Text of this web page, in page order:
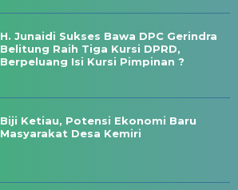
H. Junaidi Sukses Bawa DPC Gerindra
Belitung Raih Tiga Kursi DPRD,
Berpeluang Isi Kursi Pimpinan ?
Biji Ketiau, Potensi Ekonomi Baru
Masyarakat Desa Kemiri